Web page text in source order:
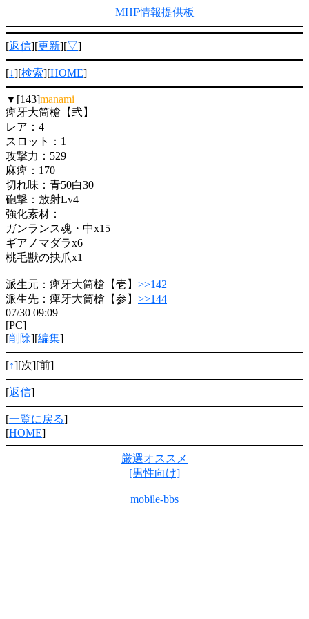
MHF情報提供板
[返信][更新][▽]
[↓][検索][HOME]
▼[143]manami
痺牙大筒槍【弐】
レア：4
スロット：1
攻撃力：529
麻痺：170
切れ味：青50白30
砲撃：放射Lv4
強化素材：
ガンランス魂・中x15
ギアノマダラx6
桃毛獣の抉爪x1
派生元：痺牙大筒槍【壱】 >>142
派生先：痺牙大筒槍【参】 >>144
07/30 09:09
[PC]
[削除][編集]
[↑][次][前]
[返信]
[一覧に戻る]
[HOME]
厳選オススメ
[男性向け]
mobile-bbs